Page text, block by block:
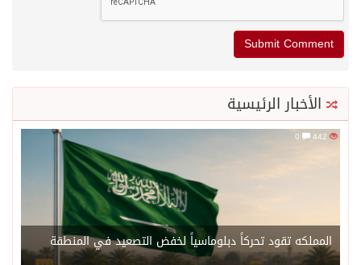
الأخبار الرئيسية
المملكه تقود تحركاً دبلوماسياً لخفض التصعيد في المنطقة